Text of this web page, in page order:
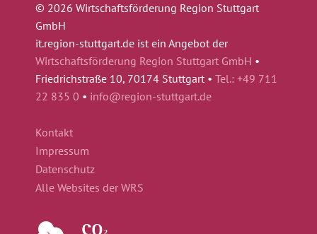
© 2026 Wirtschaftsförderung Region Stuttgart
GmbH
it.region-stuttgart.de ist ein Angebot der
Wirtschaftsförderung Region Stuttgart GmbH •
Friedrichstraße 10, 70174 Stuttgart • Tel.: +49 711
22 835 0 • info@region-stuttgart.de
Kontakt
Impressum
Datenschutz
Alle Websites der WRS